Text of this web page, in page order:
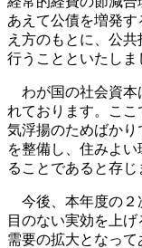
あえて公債を増発
え方のもとに、公
行うことといたしま
わが国の社会資本
れております。こ
気浮揚のためばか
を整備し、住みよ
ることであると存じ
今後、本年度の２
目のない実効を上
需要の拡大となっ